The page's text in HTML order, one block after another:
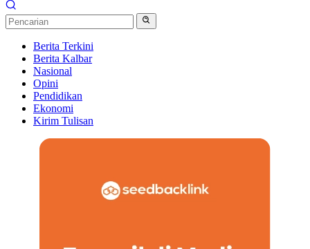
Berita Terkini
Berita Kalbar
Nasional
Opini
Pendidikan
Ekonomi
Kirim Tulisan